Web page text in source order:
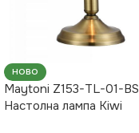
НОВО
Maytoni Z153-TL-01-BS
Настолна лампа Kiwi